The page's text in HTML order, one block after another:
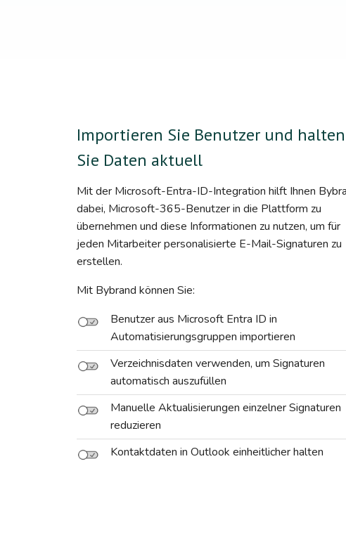
Importieren Sie Benutzer und halten
Sie Daten aktuell
Mit der Microsoft-Entra-ID-Integration hilft Ihnen
dabei, Microsoft-365-Benutzer in die Plattform zu
übernehmen und diese Informationen zu nutzen, um für
jeden Mitarbeiter personalisierte E-Mail-Signaturen zu
erstellen.
Mit Bybrand können Sie:
Benutzer aus Microsoft Entra ID in
Automatisierungsgruppen importieren
Verzeichnisdaten verwenden, um Signaturen
automatisch auszufüllen
Manuelle Aktualisierungen einzelner Signaturen
reduzieren
Kontaktdaten in Outlook einheitlicher halten